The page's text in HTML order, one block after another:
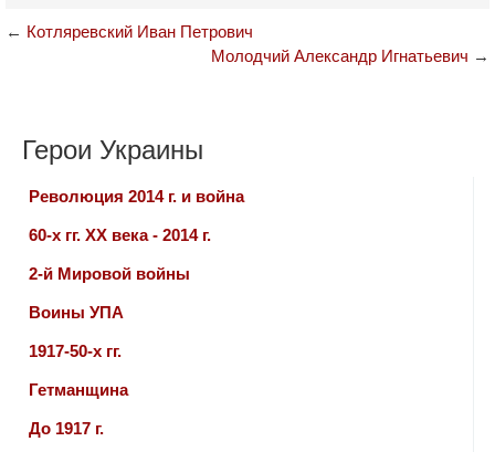
← Котляревский Иван Петрович
Молодчий Александр Игнатьевич →
Герои Украины
Революция 2014 г. и война
60-х гг. ХХ века - 2014 г.
2-й Мировой войны
Воины УПА
1917-50-х гг.
Гетманщина
До 1917 г.